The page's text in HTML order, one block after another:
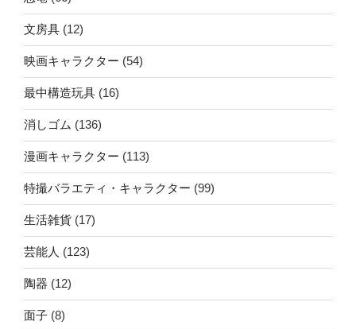
文房具 (12)
映画キャラクター (54)
最中構造玩具 (16)
消しゴム (136)
漫画キャラクター (113)
特撮バラエティ・キャラクター (99)
生活雑貨 (17)
芸能人 (123)
陶器 (12)
面子 (8)